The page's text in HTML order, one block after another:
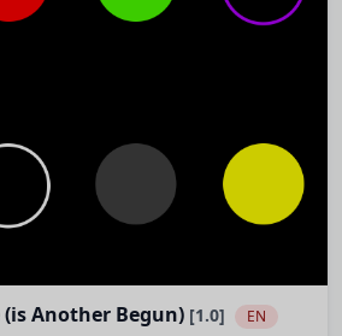
(is Another Begun) [1.0] EN